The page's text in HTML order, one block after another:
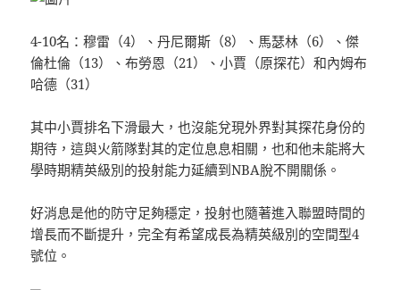
4-10名：穆雷（4）、丹尼爾斯（8）、馬瑟林（6）、傑
倫杜倫（13）、布勞恩（21）、小賈（原探花）和內姆布
哈德（31）
其中小賈排名下滑最大，也沒能兌現外界對其探花身份的
期待，這與火箭隊對其的定位息息相關，也和他未能將大
學時期精英級別的投射能力延續到NBA脫不開關係。
好消息是他的防守足夠穩定，投射也隨著進入聯盟時間的
增長而不斷提升，完全有希望成長為精英級別的空間型4
號位。